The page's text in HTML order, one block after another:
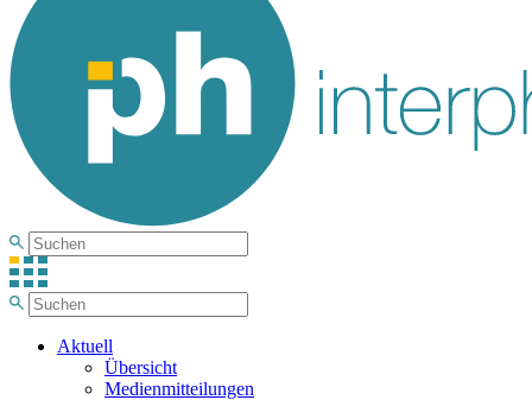
Aktuell
Übersicht
Medienmitteilungen